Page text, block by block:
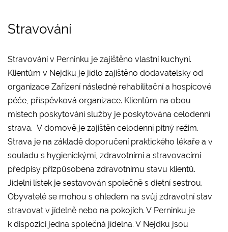
Stravování
Stravování v Perninku je zajištěno vlastní kuchyní.
Klientům v Nejdku je jídlo zajištěno dodavatelsky od
organizace Zařízení následné rehabilitační a hospicové
péče, příspěvková organizace. Klientům na obou
místech poskytování služby je poskytována celodenní
strava. V domově je zajištěn celodenní pitný režim.
Strava je na základě doporučení praktického lékaře a v
souladu s hygienickými, zdravotními a stravovacími
předpisy přizpůsobena zdravotnímu stavu klientů.
Jídelní lístek je sestavován společně s dietní sestrou.
Obyvatelé se mohou s ohledem na svůj zdravotní stav
stravovat v jídelně nebo na pokojích. V Perninku je
k dispozici jedna společná jídelna. V Nejdku jsou